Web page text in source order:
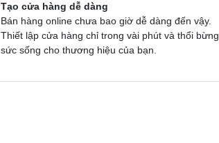
Tạo cửa hàng dễ dàng
Bán hàng online chưa bao giờ dễ dàng đến vậy.
Thiết lập cửa hàng chỉ trong vài phút và thổi bừng
sức sống cho thương hiệu của bạn.